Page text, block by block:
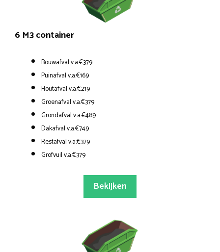
6 M3 container
Bouwafval v.a.€379
Puinafval v.a.€169
Houtafval v.a.€219
Groenafval v.a.€379
Grondafval v.a.€489
Dakafval v.a.€749
Restafval v.a.€379
Grofvuil v.a.€379
Bekijken